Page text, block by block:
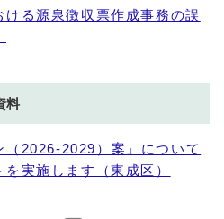
る源泉徴収票作成事務の誤
料
（2026-2029）案」について
実施します（東成区）